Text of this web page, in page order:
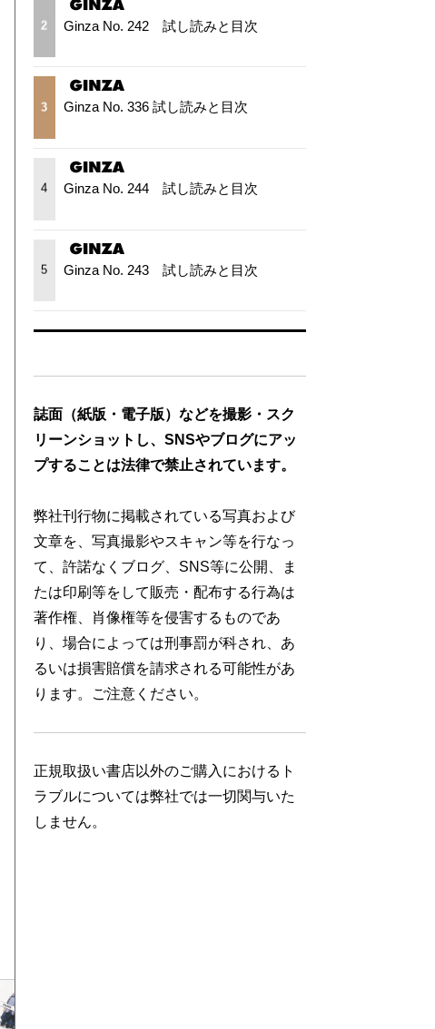
2 Ginza No. 242 試し読みと目次
3 Ginza No. 336 試し読みと目次
4 Ginza No. 244 試し読みと目次
5 Ginza No. 243 試し読みと目次
誌面（紙版・電子版）などを撮影・スク
リーンショットし、SNSやブログにアッ
プすることは法律で禁止されています。
弊社刊行物に掲載されている写真および
文章を、写真撮影やスキャン等を行なっ
て、許諾なくブログ、SNS等に公開、ま
たは印刷等をして販売・配布する行為は
著作権、肖像権等を侵害するものであ
り、場合によっては刑事罰が科され、あ
るいは損害賠償を請求される可能性があ
ります。ご注意ください。
正規取扱い書店以外のご購入におけるト
ラブルについては弊社では一切関与いた
しません。